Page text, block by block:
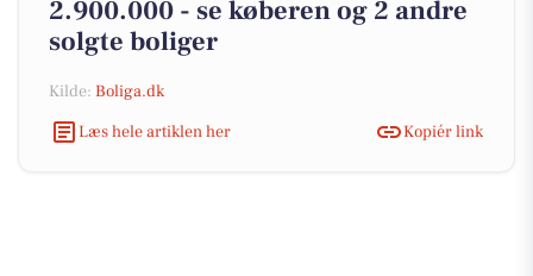
2.900.000 - se køberen og 2 andre
solgte boliger
Kilde: Boliga.dk
Læs hele artiklen her
Kopiér link